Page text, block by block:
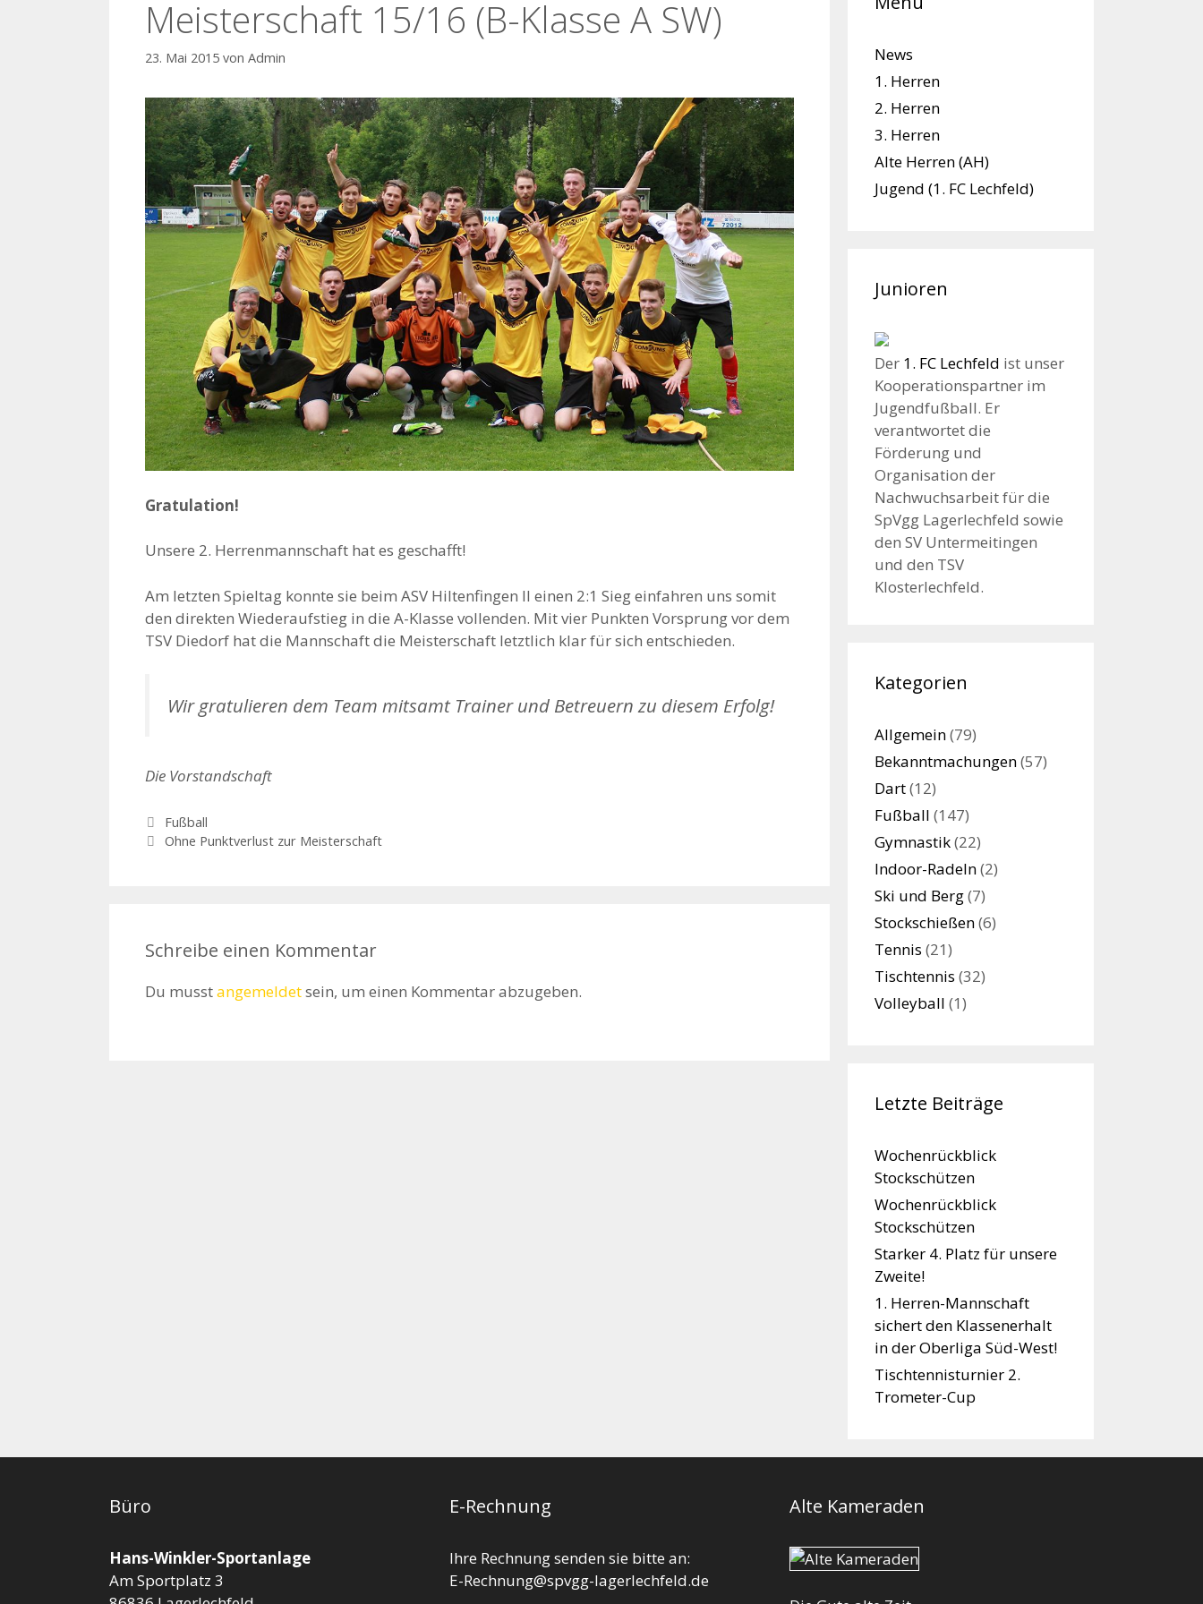
Meisterschaft 15/16 (B-Klasse A SW)
23. Mai 2015 von Admin
Gratulation!
Unsere 2. Herrenmannschaft hat es geschafft!
Am letzten Spieltag konnte sie beim ASV Hiltenfingen II einen 2:1 Sieg einfahren uns somit
den direkten Wiederaufstieg in die A-Klasse vollenden. Mit vier Punkten Vorsprung vor dem
TSV Diedorf hat die Mannschaft die Meisterschaft letztlich klar für sich entschieden.
Wir gratulieren dem Team mitsamt Trainer und Betreuern zu diesem Erfolg!
Die Vorstandschaft
Kategorien
Fußball
Ohne Punktverlust zur Meisterschaft
Schreibe einen Kommentar
Du musstangemeldetsein, um einen Kommentar abzugeben.
News
1. Herren
2. Herren
3. Herren
Alte Herren (AH)
Jugend (1. FC Lechfeld)
Junioren
Der 1. FC Lechfeld ist unser
Kooperationspartner im
Jugendfußball. Er
verantwortet die
Förderung und
Organisation der
Nachwuchsarbeit für die
SpVgg Lagerlechfeld sowie
den SV Untermeitingen
und den TSV
Klosterlechfeld.
Kategorien
Allgemein(79)
Bekanntmachungen(57)
Dart(12)
Fußball (147)
Gymnastik(22)
Indoor-Radeln(2)
Ski und Berg(7)
Stockschießen(6)
Tennis (21)
Tischtennis (32)
Volleyball (1)
Letzte Beiträge
Wochenrückblick
Stockschützen
Wochenrückblick
Stockschützen
Starker 4. Platz für unsere
Zweite!
1. Herren-Mannschaft
sichert den Klassenerhalt
in der Oberliga Süd-West!
Tischtennisturnier 2.
Trometer-Cup
Büro
Hans-Winkler-Sportanlage
Am Sportplatz 3
E-Rechnung
Ihre Rechnung senden sie bitte an:
E-Rechnung@spvgg-lagerlechfeld.de
Alte Kameraden